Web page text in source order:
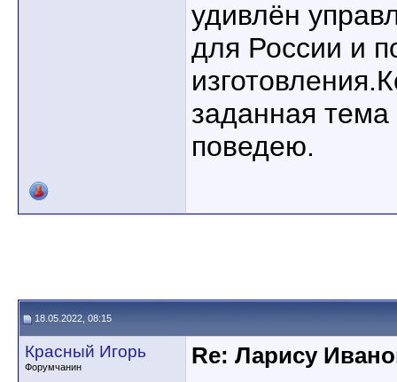
удивлён
для России и
заданная
поведею.
18.05.2022, 08:15
Красный Игорь
Форумчанин
Re: Ларису